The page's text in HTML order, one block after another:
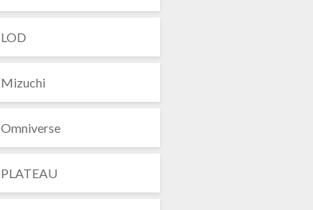
LOD
Mizuchi
Omniverse
PLATEAU